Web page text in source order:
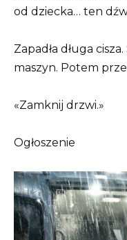
od dziecka… ten
Zapadła długa
maszyn. Potem
«Zamknij drzwi.»
Ogłoszenie